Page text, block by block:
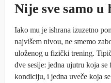
Nije sve samo u
Iako mu je ishrana izuzetno
najvišem nivou, ne smemo
uloženog u fizički trening.
dve sesije: jedna ujutru koja
kondiciju, i jedna uveče koja